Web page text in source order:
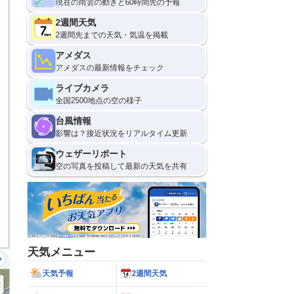
現在の雨雲の動きと60時間先の予報
2週間天気
2週間先までの天気・気温を掲載
アメダス
アメダスの最新情報をチェック
ライブカメラ
全国2500地点の空の様子
台風情報
影響は？接近状況をリアルタイム更新
ウェザーリポート
空の写真を投稿して最新の天気を共有
天気メニュー
天気予報 2週間天気